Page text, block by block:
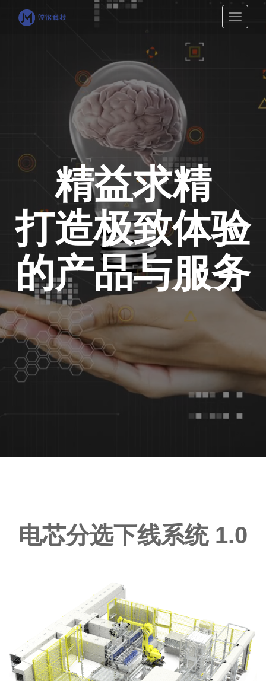
切
精益求精
打造极致体验
的产品与服务
电芯分选下线系统 1.0